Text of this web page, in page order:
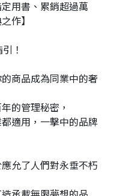
定用書、累銷超過萬
作】
！
商品成為同業中的奢
的管理秘密，
適用，一擊中的品牌
允了人們對永垂不朽